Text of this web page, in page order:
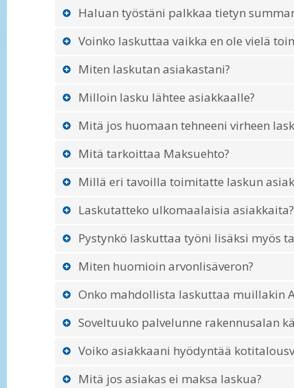
Haluan työstäni palkkaa tietyn
Voinko laskuttaa vaikka en ole vielä
Miten laskutan asiakastani?
Milloin lasku lähtee asiakkaalle?
Mitä jos huomaan tehneeni virheen
Mitä tarkoittaa Maksuehto?
Millä eri tavoilla toimitatte laskun
Laskutatteko ulkomaalaisia asiakkaita?
Pystynkö laskuttaa työni lisäksi myös
Miten huomioin arvonlisäveron?
Onko mahdollista laskuttaa muillakin
Soveltuuko palvelunne rakennusalan
Voiko asiakkaani hyödyntää
Mitä jos asiakas ei maksa laskua?